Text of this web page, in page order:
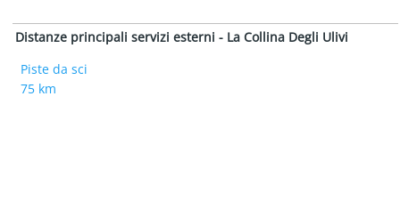
Distanze principali servizi esterni - La Collina Degli Ulivi
Piste da sci
75 km